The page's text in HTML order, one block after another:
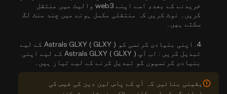
خریدنے کے بعد، اسے اپنے web3 والیٹ میں منتقل
کریں۔ نوٹ کریں کہ منتقلی مکمل ہونے میں چند منٹ لگ
سکتے ہیں۔
4.
اپنی بنیادی کرنسی کو Astrals GLXY ( GLXY ) کے لیے
تبدیل کریں :
اب آپ Astrals GLXY ( GLXY ) کے لیے اپنی
بنیادی کرنسیوں کو تبدیل کرنے کے لیے تیار ہیں۔
یقینی بنائیں کہ آپ کے پاس لین دین کی فیس کی